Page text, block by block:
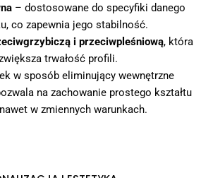
– dostosowane do specyfiki danego
co zapewnia jego stabilność.
i przeciwpleśniową, która
trwałość profili.
w sposób eliminujący wewnętrzne
na zachowanie prostego kształtu
w zmiennych warunkach.